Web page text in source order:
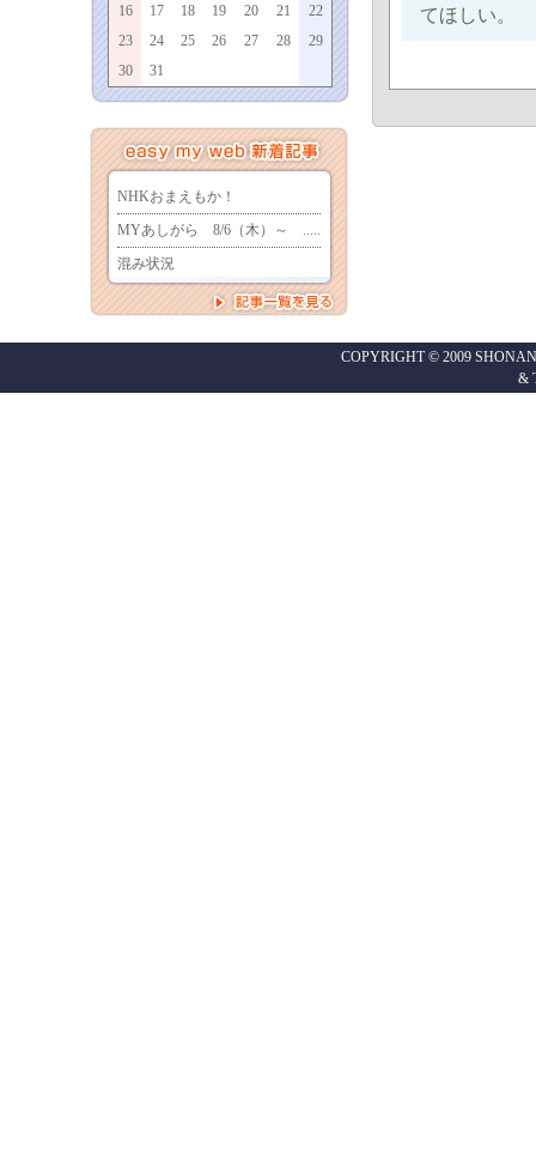
16
17 18 19 20 21
22
23
24 25 26 27 28
29
30
31
てほしい。
COPYRIGHT © 2009
&